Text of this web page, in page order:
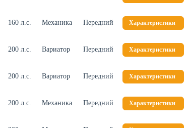
160 л.с. Механика Передний Характеристики
200 л.с. Вариатор Передний Характеристики
200 л.с. Вариатор Передний Характеристики
200 л.с. Механика Передний Характеристики